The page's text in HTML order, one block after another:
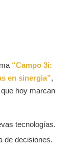
“Campo 3i:
en sinergia”,
hoy marcan
tecnologías.
de decisiones.